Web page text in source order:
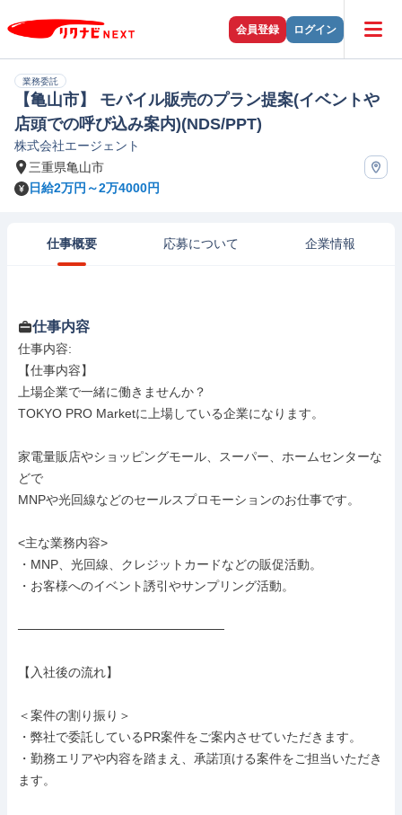
会員登録 ログイン
業務委託
【亀山市】 モバイル販売のプラン提案(イベントや
店頭での呼び込み案内)(NDS/PPT)
株式会社エージェント
三重県亀山市
日給2万円～2万4000円
仕事概要 応募について 企業情報
仕事内容
仕事内容:
【仕事内容】
上場企業で一緒に働きませんか？
TOKYO PRO Marketに上場している企業になります。
家電量販店やショッピングモール、スーパー、ホームセンターな
どで
MNPや光回線などのセールスプロモーションのお仕事です。
<主な業務内容>
・MNP、光回線、クレジットカードなどの販促活動。
・お客様へのイベント誘引やサンプリング活動。
───────────────────────
【入社後の流れ】
＜案件の割り振り＞
・弊社で委託しているPR案件をご案内させていただきます。
・勤務エリアや内容を踏まえ、承諾頂ける案件をご担当いただき
ます。